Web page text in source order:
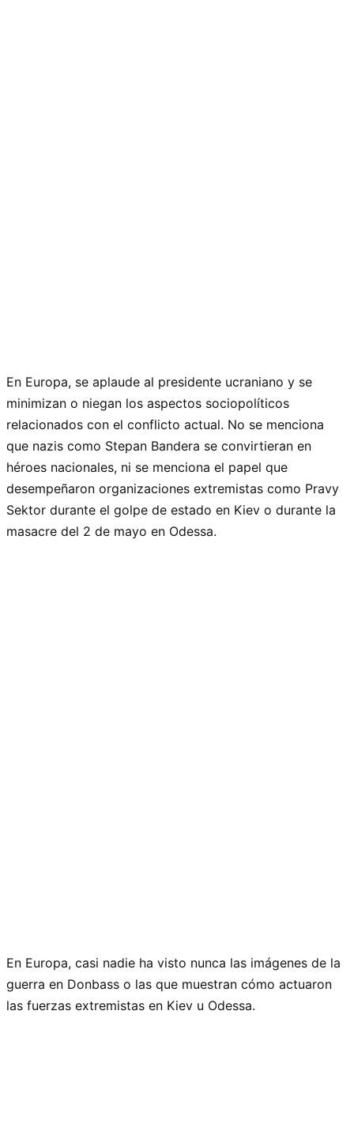
En Europa, se aplaude al presidente ucraniano y se
minimizan o niegan los aspectos sociopolíticos
relacionados con el conflicto actual. No se menciona
que nazis como Stepan Bandera se convirtieran en
héroes nacionales, ni se menciona el papel que
desempeñaron organizaciones extremistas como Pravy
Sektor durante el golpe de estado en Kiev o durante la
masacre del 2 de mayo en Odessa.
En Europa, casi nadie ha visto nunca las imágenes de la
guerra en Donbass o las que muestran cómo actuaron
las fuerzas extremistas en Kiev u Odessa.